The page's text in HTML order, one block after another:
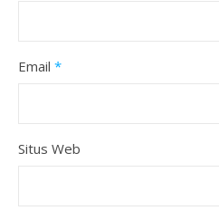
Email *
Situs Web